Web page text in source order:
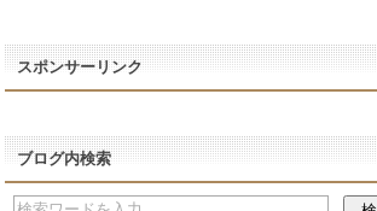
スポンサーリンク
ブログ内検索